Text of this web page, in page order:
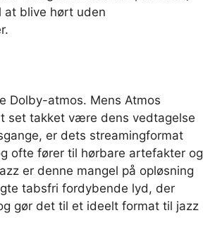
at blive hørt uden
Dolby-atmos. Mens Atmos
set takket være dens vedtagelse
er dets streamingformat
ofte fører til hørbare artefakter og
er denne mangel på opløsning
tabsfri fordybende lyd, der
gør det til et ideelt format til jazz